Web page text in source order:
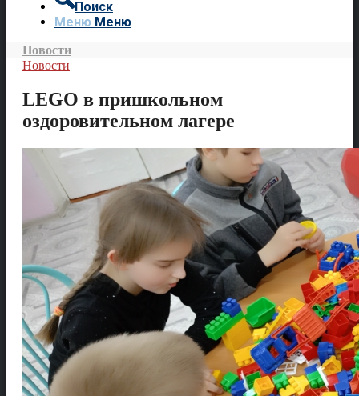
Поиск
Меню Меню
Новости
Новости
LEGO в пришкольном
оздоровительном лагере